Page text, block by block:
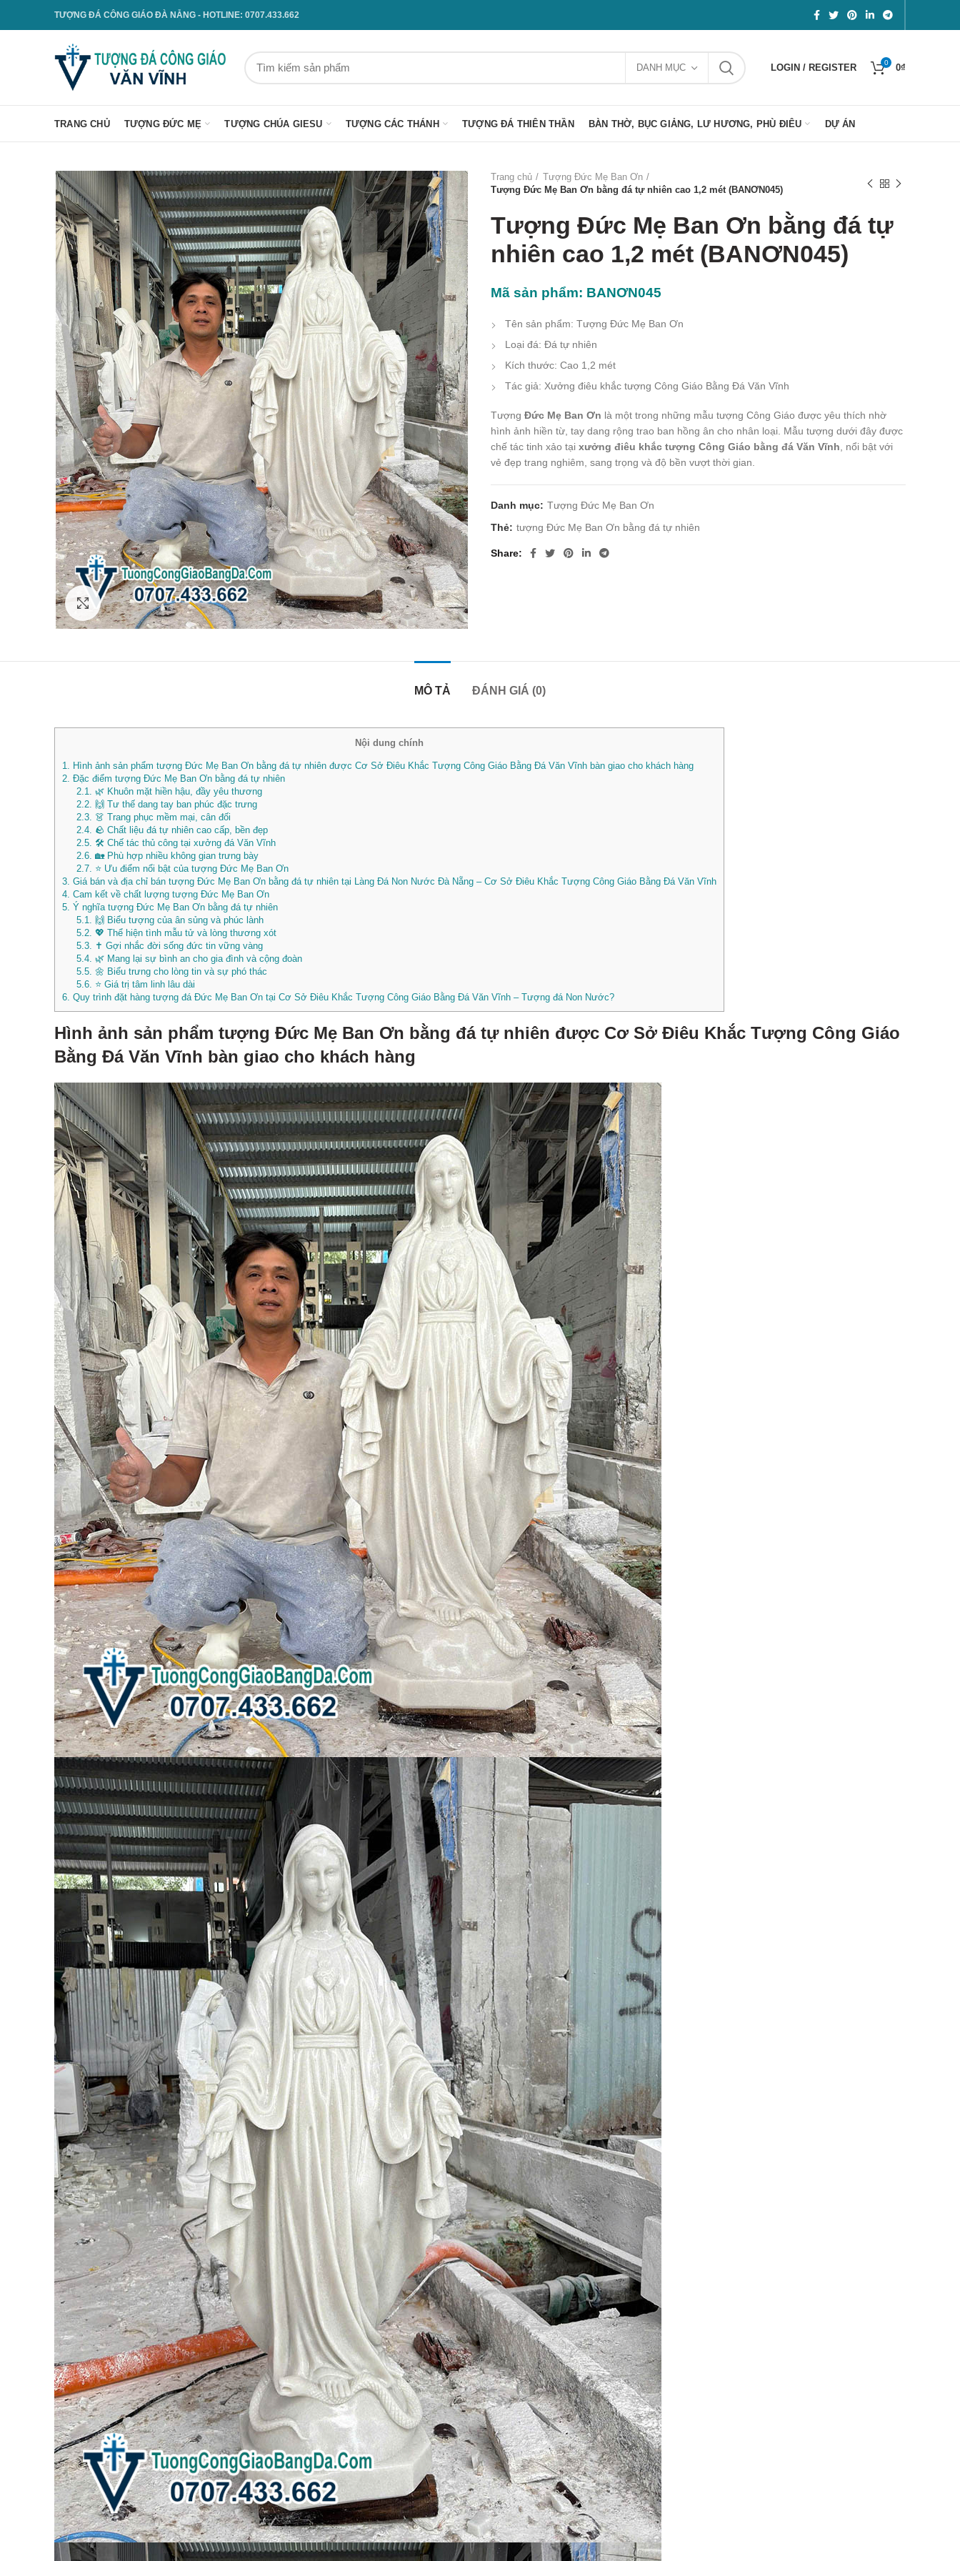
TƯỢNG ĐÁ CÔNG GIÁO ĐÀ NẴNG - HOTLINE: 0707.433.662
DANH MỤC LOGIN / REGISTER 0 0₫
TRANG CHỦ TƯỢNG ĐỨC MẸ TƯỢNG CHÚA GIESU TƯỢNG CÁC THÁNH TƯỢNG ĐÁ THIÊN THẦN BÀN THỜ, BỤC GIẢNG, LƯ HƯƠNG, PHÙ ĐIÊU DỰ ÁN
Click to enlarge
Trang chủ
Tượng Đức Mẹ Ban Ơn
Tượng Đức Mẹ Ban Ơn bằng đá tự nhiên cao 1,2 mét (BANƠN045)
Tượng Đức Mẹ Ban Ơn bằng đá tự
nhiên cao 1,2 mét (BANƠN045)
Mã sản phẩm: BANƠN045
Tên sản phẩm: Tượng Đức Mẹ Ban Ơn
Loại đá: Đá tự nhiên
Kích thước: Cao 1,2 mét
Tác giả: Xưởng điêu khắc tượng Công Giáo Bằng Đá Văn Vĩnh
Tượng Đức Mẹ Ban Ơn là một trong những mẫu tượng Công Giáo được yêu thích nhờ
hình ảnh hiền từ, tay dang rộng trao ban hồng ân cho nhân loại. Mẫu tượng dưới đây được
chế tác tinh xảo tại xưởng điêu khắc tượng Công Giáo bằng đá Văn Vĩnh , nổi bật với
vẻ đẹp trang nghiêm, sang trọng và độ bền vượt thời gian.
Danh mục: Tượng Đức Mẹ Ban Ơn
Thẻ: tượng Đức Mẹ Ban Ơn bằng đá tự nhiên
Share
MÔ TẢ ĐÁNH GIÁ (0)
Nội dung chính
1. Hình ảnh sản phẩm tượng Đức Mẹ Ban Ơn bằng đá tự nhiên được Cơ Sở Điêu Khắc Tượng Công Giáo Bằng Đá Văn Vĩnh bàn giao cho khách hàng
2. Đặc điểm tượng Đức Mẹ Ban Ơn bằng đá tự nhiên
2.1. 🌿 Khuôn mặt hiền hậu, đầy yêu thương
2.2. 🙌 Tư thế dang tay ban phúc đặc trưng
2.3. 👗 Trang phục mềm mại, cân đối
2.4. 🪨 Chất liệu đá tự nhiên cao cấp, bền đẹp
2.5. 🛠️ Chế tác thủ công tại xưởng đá Văn Vĩnh
2.6. 🏡 Phù hợp nhiều không gian trưng bày
2.7. ⭐ Ưu điểm nổi bật của tượng Đức Mẹ Ban Ơn
3. Giá bán và địa chỉ bán tượng Đức Mẹ Ban Ơn bằng đá tự nhiên tại Làng Đá Non Nước Đà Nẵng – Cơ Sở Điêu Khắc Tượng Công Giáo Bằng Đá Văn Vĩnh
4. Cam kết về chất lượng tượng Đức Mẹ Ban Ơn
5. Ý nghĩa tượng Đức Mẹ Ban Ơn bằng đá tự nhiên
5.1. 🙌 Biểu tượng của ân sủng và phúc lành
5.2. 💖 Thể hiện tình mẫu tử và lòng thương xót
5.3. ✝️ Gợi nhắc đời sống đức tin vững vàng
5.4. 🌿 Mang lại sự bình an cho gia đình và cộng đoàn
5.5. 🌼 Biểu trưng cho lòng tin và sự phó thác
5.6. ⭐ Giá trị tâm linh lâu dài
6. Quy trình đặt hàng tượng đá Đức Mẹ Ban Ơn tại Cơ Sở Điêu Khắc Tượng Công Giáo Bằng Đá Văn Vĩnh – Tượng đá Non Nước?
Hình ảnh sản phẩm tượng Đức Mẹ Ban Ơn bằng đá tự nhiên được Cơ Sở Điêu Khắc Tượng Công Giáo
Bằng Đá Văn Vĩnh bàn giao cho khách hàng